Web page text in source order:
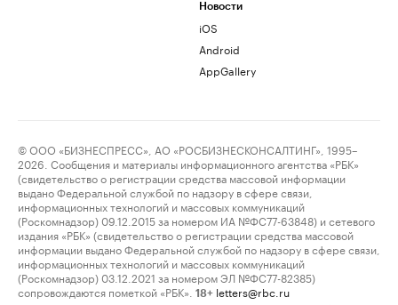
Новости
iOS
Android
AppGallery
© ООО «БИЗНЕСПРЕСС», АО «РОСБИЗНЕСКОНСАЛТИНГ», 1995–
2026. Сообщения и материалы информационного агентства «РБК»
(свидетельство о регистрации средства массовой информации
выдано Федеральной службой по надзору в сфере связи,
информационных технологий и массовых коммуникаций
(Роскомнадзор) 09.12.2015 за номером ИА №ФС77-63848) и сетевого
издания «РБК» (свидетельство о регистрации средства массовой
информации выдано Федеральной службой по надзору в сфере связи,
информационных технологий и массовых коммуникаций
(Роскомнадзор) 03.12.2021 за номером ЭЛ №ФС77-82385)
сопровождаются пометкой «РБК».
18+ letters@rbc.ru